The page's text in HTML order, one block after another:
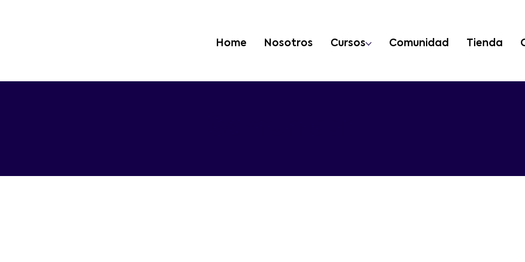
Home Nosotros Cursos Comunidad Tienda